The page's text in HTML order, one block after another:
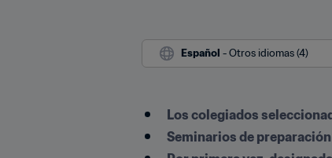
Español - Otros idiomas (4)
Los colegiados
Seminarios de